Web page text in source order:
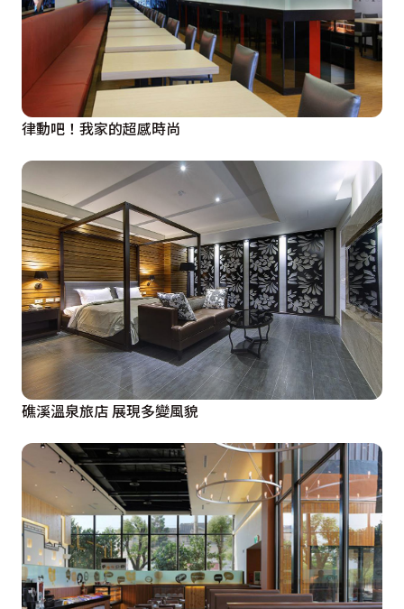
律動吧！我家的超感時尚
礁溪溫泉旅店 展現多變風貌